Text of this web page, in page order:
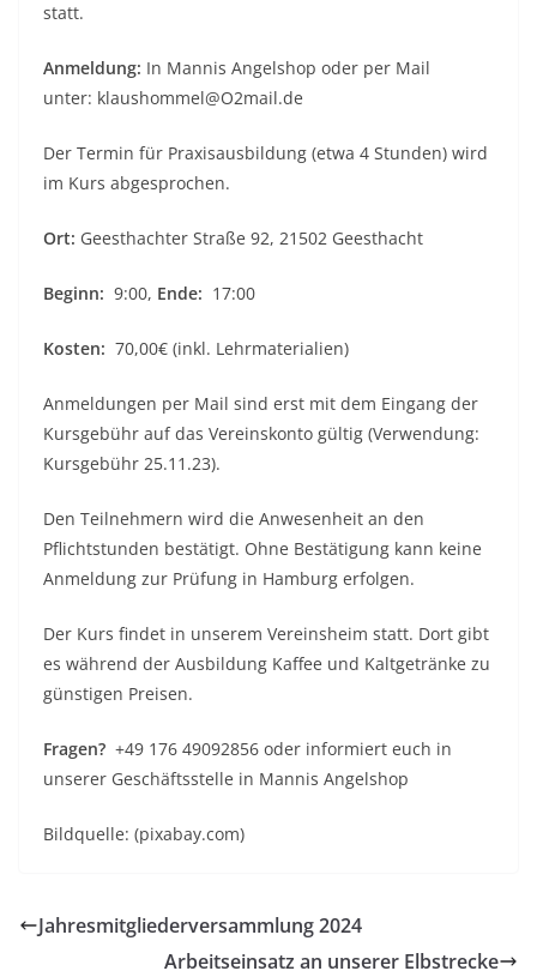
statt.
Anmeldung: In Mannis Angelshop oder per Mail
unter: klaushommel@O2mail.de
Der Termin für Praxisausbildung (etwa 4 Stunden) wird
im Kurs abgesprochen.
Ort: Geesthachter Straße 92, 21502 Geesthacht
Beginn: 9:00, Ende: 17:00
Kosten: 70,00€ (inkl. Lehrmaterialien)
Anmeldungen per Mail sind erst mit dem Eingang der
Kursgebühr auf das Vereinskonto gültig (Verwendung:
Kursgebühr 25.11.23).
Den Teilnehmern wird die Anwesenheit an den
Pflichtstunden bestätigt. Ohne Bestätigung kann keine
Anmeldung zur Prüfung in Hamburg erfolgen.
Der Kurs findet in unserem Vereinsheim statt. Dort gibt
es während der Ausbildung Kaffee und Kaltgetränke zu
günstigen Preisen.
Fragen? +49 176 49092856 oder informiert euch in
unserer Geschäftsstelle in Mannis Angelshop
Bildquelle: (pixabay.com)
Jahresmitgliederversammlung 2024
Arbeitseinsatz an unserer Elbstrecke